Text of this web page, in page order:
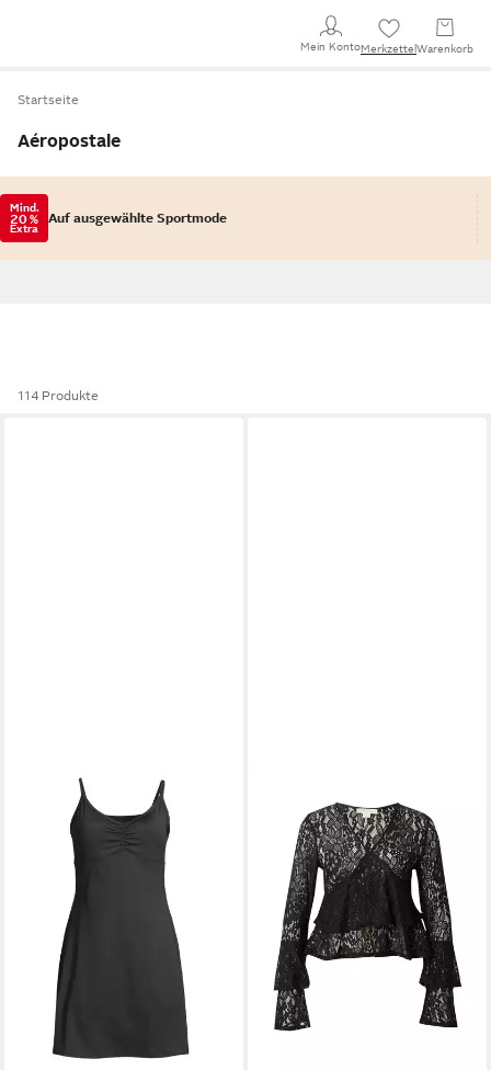
Mein KontoMerkzettel Warenkorb
Startseite
Aéropostale
Mind.
20 %
Extra
Auf ausgewählte Sportmode
114 Produkte